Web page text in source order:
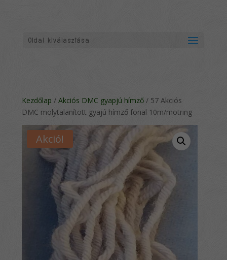
Oldal kiválasztása
Kezdőlap /Akciós DMC gyapjú hímző / 57 Akciós
DMC molytalanított gyajú hímző fonal 10m/motring
Akció!